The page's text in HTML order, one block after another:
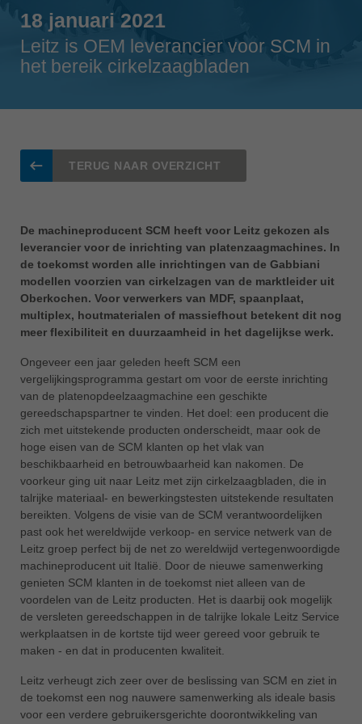
english
Slovenija
slovenski
Taiwan
english
USA
english
Việt Nam
中国
ประเทศไทย
ไทย
Україна
yкраїнська
18 januari 2021
Leitz is OEM leverancier voor SCM in
het bereik cirkelzaagbladen
TERUG NAAR OVERZICHT
De machineproducent SCM heeft voor Leitz gekozen als
leverancier voor de inrichting van platenzaagmachines. In
de toekomst worden alle inrichtingen van de Gabbiani
modellen voorzien van cirkelzagen van de marktleider uit
Oberkochen. Voor verwerkers van MDF, spaanplaat,
multiplex, houtmaterialen of massiefhout betekent dit nog
meer flexibiliteit en duurzaamheid in het dagelijkse werk.
Ongeveer een jaar geleden heeft SCM een
vergelijkingsprogramma gestart om voor de eerste inrichting
van de platenopdeelzaagmachine een geschikte
gereedschapspartner te vinden. Het doel: een producent die
zich met uitstekende producten onderscheidt, maar ook de
hoge eisen van de SCM klanten op het vlak van
beschikbaarheid en betrouwbaarheid kan nakomen. De
voorkeur ging uit naar Leitz met zijn cirkelzaagbladen, die in
talrijke materiaal- en bewerkingstesten uitstekende resultaten
bereikten. Volgens de visie van de SCM verantwoordelijken
past ook het wereldwijde verkoop- en service netwerk van de
Leitz groep perfect bij de net zo wereldwijd vertegenwoordigde
machineproducent uit Italië. Door de nieuwe samenwerking
genieten SCM klanten in de toekomst niet alleen van de
voordelen van de Leitz producten. Het is daarbij ook mogelijk
de versleten gereedschappen in de talrijke lokale Leitz Service
werkplaatsen in de kortste tijd weer gereed voor gebruik te
maken - en dat in producenten kwaliteit.
Leitz verheugt zich zeer over de beslissing van SCM en ziet in
de toekomst een nog nauwere samenwerking als ideale basis
voor een verdere gebruikersgerichte doorontwikkeling van